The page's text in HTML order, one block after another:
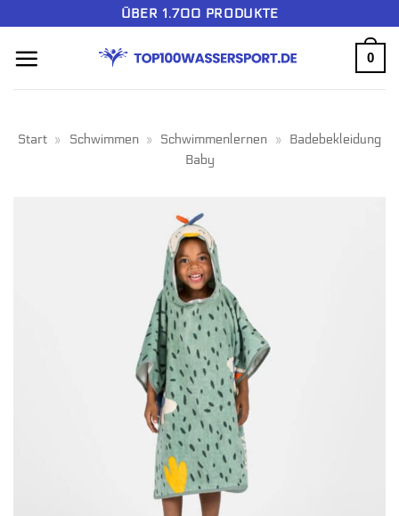
springen
ÜBER 1.700 PRODUKTE
0
Start » Schwimmen » Schwimmenlernen » Badebekleidung
Baby